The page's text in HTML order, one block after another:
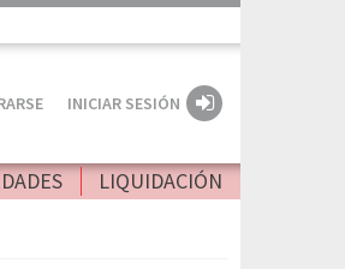
INICIAR SESIÓN
LIQUIDACIÓN